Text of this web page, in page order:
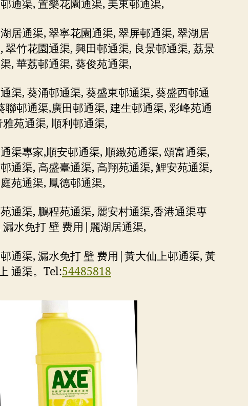
通渠, 置樂花園通渠, 美東邨通渠,
居通渠, 翠寧花園通渠, 翠屏邨通渠, 翠湖居
翠竹花園通渠, 興田邨通渠, 良景邨通渠, 荔景
, 華荔邨通渠, 葵俊苑通渠,
渠, 葵涌邨通渠, 葵盛東邨通渠, 葵盛西邨通
聯邨通渠,廣田邨通渠, 建生邨通渠, 彩峰苑通
苑通渠, 順利邨通渠,
渠專家,順安邨通渠, 順緻苑通渠, 頌富通渠,
通渠, 高盛臺通渠, 高翔苑通渠, 鯉安苑通渠,
苑通渠, 鳳德邨通渠,
通渠, 鵬程苑通渠, 麗安村通渠,香港通渠專
漏水免打 壁 费用|麗湖居通渠,
通渠, 漏水免打 壁 费用|黃大仙上邨通渠, 黃
通渠。Tel:54485818